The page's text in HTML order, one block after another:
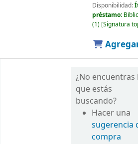
Disponibilidad:
préstamo:
(1) Signatura
¿No encuentras
que estás
buscando?
Hacer una
sugerencia
compra